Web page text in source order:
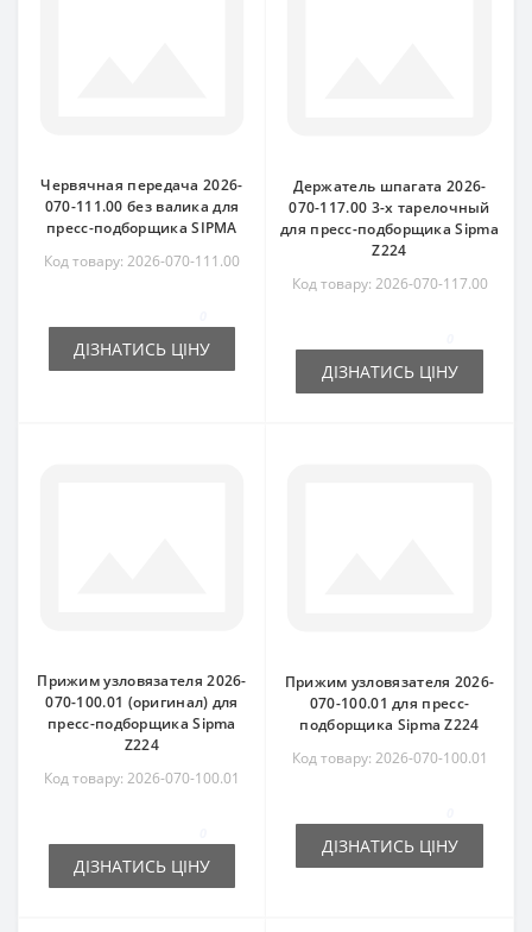
Червячная передача 2026-
070-111.00 без валика для
пресс-подборщика SIPMA
Код товару: 2026-070-111.00
ДІЗНАТИСЬ ЦІНУ
Держатель шпагата 2026-
070-117.00 3-х тарелочный
для пресс-подборщика Sipma
Z224
Код товару: 2026-070-117.00
ДІЗНАТИСЬ ЦІНУ
Прижим узловязателя 2026-
070-100.01 (оригинал) для
пресс-подборщика Sipma
Z224
Код товару: 2026-070-100.01
ДІЗНАТИСЬ ЦІНУ
Прижим узловязателя 2026-
070-100.01 для пресс-
подборщика Sipma Z224
Код товару: 2026-070-100.01
ДІЗНАТИСЬ ЦІНУ